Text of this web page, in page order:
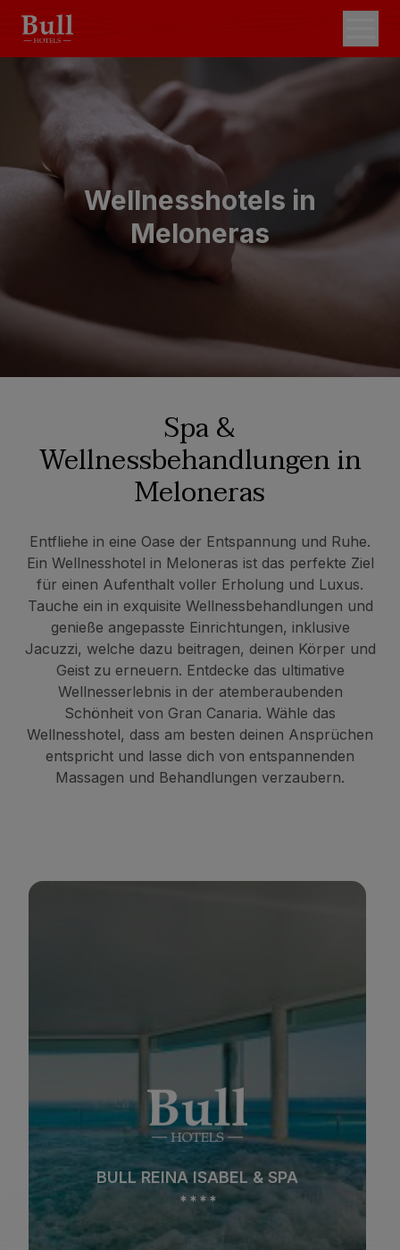
Wellnesshotels in
Meloneras
Spa &
Wellnessbehandlungen in
Meloneras
Entfliehe in eine Oase der Entspannung und Ruhe.
Ein Wellnesshotel in Meloneras ist das perfekte Ziel
für einen Aufenthalt voller Erholung und Luxus.
Tauche ein in exquisite Wellnessbehandlungen und
genieße angepasste Einrichtungen, inklusive
Jacuzzi, welche dazu beitragen, deinen Körper und
Geist zu erneuern. Entdecke das ultimative
Wellnesserlebnis in der atemberaubenden
Schönheit von Gran Canaria. Wähle das
Wellnesshotel, dass am besten deinen Ansprüchen
entspricht und lasse dich von entspannenden
Massagen und Behandlungen verzaubern.
BULL COSTA CANARIA & SPA
* * * *
BULL COSTA CANARIA & SPA
***
Spa
Stadt